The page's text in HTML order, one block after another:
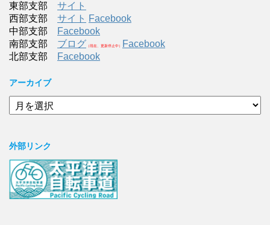
東部支部 サイト
西部支部 サイト Facebook
中部支部
Facebook
南部支部 ブログ （現在、更新停止中）
Facebook
北部支部
Facebook
アーカイブ
ア
ー
ブ
外部リンク